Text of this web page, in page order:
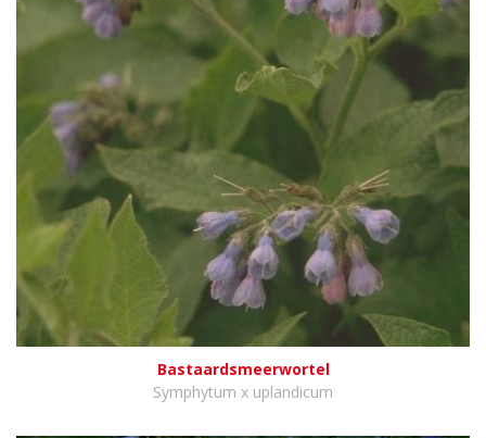
Bastaardsmeerwortel
Symphytum x uplandicum